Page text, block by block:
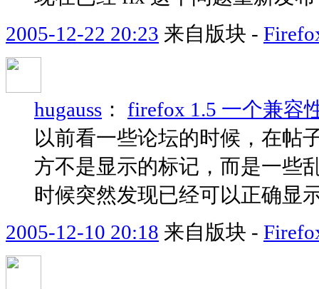
2005-12-22 20:23 来自版块 -
hugauss ： firefox 1.5 一个兼容
以前看一些论坛的时候，在帖
方不是显示的标记，而是一些
时候突然发现已经可以正确显
2005-12-10 20:18 来自版块 -